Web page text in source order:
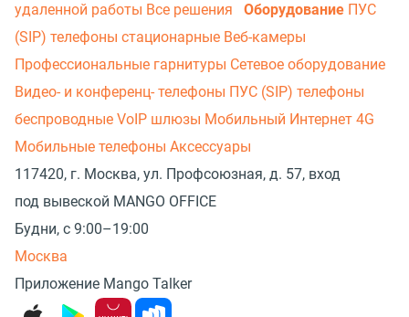
удаленной работы Все решения Оборудование ПУС
(SIP) телефоны стационарные Веб-камеры
Профессиональные гарнитуры Сетевое оборудование
Видео- и конференц- телефоны ПУС (SIP) телефоны
беспроводные VoIP шлюзы Мобильный Интернет 4G
Мобильные телефоны Аксессуары
117420, г. Москва, ул. Профсоюзная, д. 57, вход
под вывеской MANGO OFFICE
Будни, с 9:00–19:00
Москва
Приложение Mango Talker